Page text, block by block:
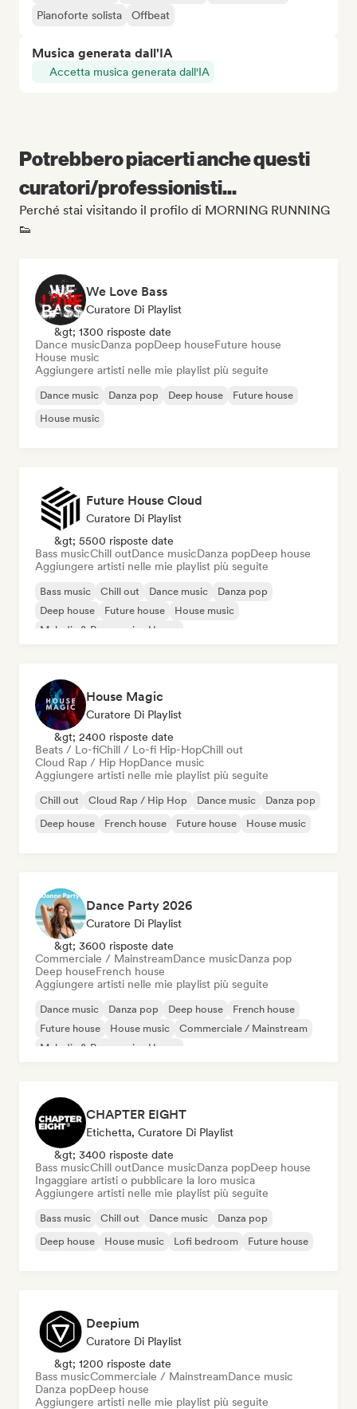
Pianoforte solista Offbeat
Musica generata dall'IA
Accetta musica generata dall'IA
Potrebbero piacerti anche questi
curatori/professionisti...
Perché stai visitando il profilo di MORNING RUNNING
👟
We Love Bass
Curatore Di Playlist
&gt; 1300 risposte date
Dance musicDanza popDeep houseFuture house
House music
Aggiungere artisti nelle mie playlist più seguite
Dance music Danza pop Deep house
Future house
House music
Future House Cloud
Curatore Di Playlist
&gt; 5500 risposte date
Bass musicChill outDance musicDanza popDeep house
Aggiungere artisti nelle mie playlist più seguite
Bass music Chill out Dance music
Danza pop
Deep house
Future house
House music
Melodic & Progressive House
House Magic
Curatore Di Playlist
&gt; 2400 risposte date
Beats / Lo-fiChill / Lo-fi Hip-HopChill out
Cloud Rap / Hip HopDance music
Aggiungere artisti nelle mie playlist più seguite
Chill out Cloud Rap / Hip Hop Dance music
Danza pop
Deep house
French house Future house House music
Dance Party 2026
Curatore Di Playlist
&gt; 3600 risposte date
Commerciale / MainstreamDance musicDanza pop
Deep houseFrench house
Aggiungere artisti nelle mie playlist più seguite
Dance music Danza pop Deep house
French house
Future house
House music
Commerciale / Mainstream
Melodic & Progressive House
CHAPTER EIGHT
Etichetta, Curatore Di Playlist
&gt; 3400 risposte date
Bass musicChill outDance musicDanza popDeep house
Ingaggiare artisti o pubblicare la loro musica
Aggiungere artisti nelle mie playlist più seguite
Bass music Chill out Dance music
Danza pop
Deep house
House music Lofi bedroom Future house
Deepium
Curatore Di Playlist
&gt; 1200 risposte date
Bass musicCommerciale / MainstreamDance music
Danza popDeep house
Aggiungere artisti nelle mie playlist più seguite